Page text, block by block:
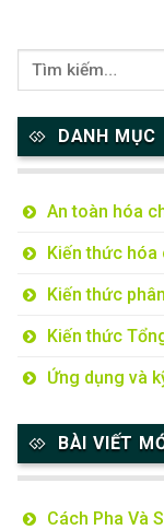
DANH MỤC
An toàn hóa
Kiến thức hóa
Kiến thức
Kiến thức
Ứng dụng và
BÀI VIẾT
Cách Pha Và